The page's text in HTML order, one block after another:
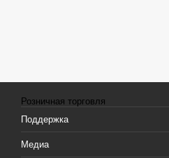
Розничная торговля
Поддержка
Медиа